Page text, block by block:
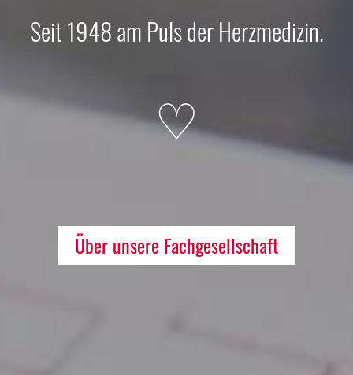
Seit 1948 am Puls der Herzmedizin.
♡
Über unsere Fachgesellschaft